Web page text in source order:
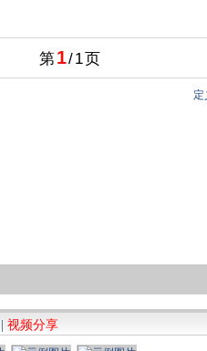
第1/1 页
视频分享